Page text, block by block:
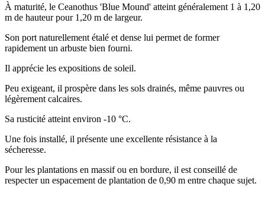
À maturité, le Ceanothus 'Blue Mound' atteint généralement 1 à 1,20
m de hauteur pour 1,20 m de largeur.
Son port naturellement étalé et dense lui permet de former
rapidement un arbuste bien fourni.
Il apprécie les expositions de soleil.
Peu exigeant, il prospère dans les sols drainés, même pauvres ou
légèrement calcaires.
Sa rusticité atteint environ -10 °C.
Une fois installé, il présente une excellente résistance à la
sécheresse.
Pour les plantations en massif ou en bordure, il est conseillé de
respecter un espacement de plantation de 0,90 m entre chaque sujet.